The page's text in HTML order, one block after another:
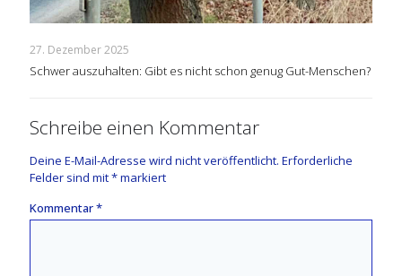
27. Dezember 2025
Schwer auszuhalten: Gibt es nicht schon genug Gut-Menschen?
Schreibe einen Kommentar
Deine E-Mail-Adresse wird nicht veröffentlicht. Erforderliche
Felder sind mit*markiert
Kommentar*